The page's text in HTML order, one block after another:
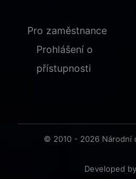
Pro zaměstnance
Prohlášení o
přístupnosti
© 2010 - 2026 Národní
Developed